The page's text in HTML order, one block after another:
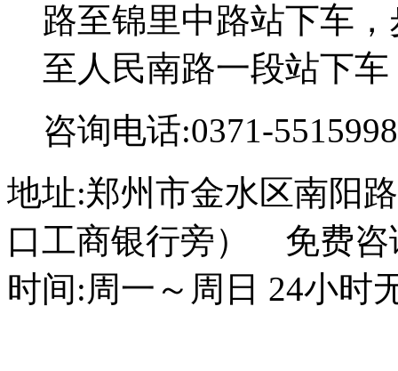
路至锦里中路站下车
至人民南路一段站下
咨询电话:0371-
地址:郑州市金水区南阳
口工商银行旁） 免费咨
时间:周一～周日 24小时